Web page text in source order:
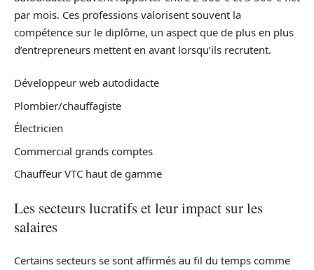
par mois. Ces professions valorisent souvent la
compétence sur le diplôme, un aspect que de plus en plus
d’entrepreneurs mettent en avant lorsqu’ils recrutent.
Développeur web autodidacte
Plombier/chauffagiste
Électricien
Commercial grands comptes
Chauffeur VTC haut de gamme
Les secteurs lucratifs et leur impact sur les
salaires
Certains secteurs se sont affirmés au fil du temps comme